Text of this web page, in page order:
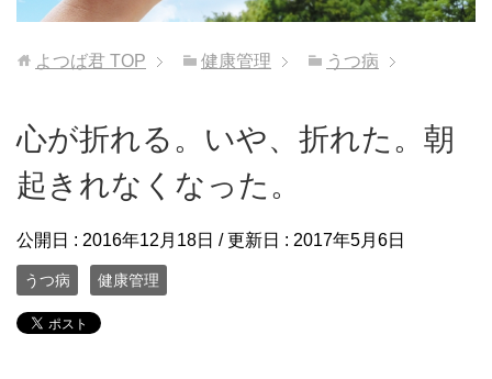
よつば君 TOP 健康管理 うつ病
心が折れる。いや、折れた。朝
起きれなくなった。
公開日 : 2016年12月18日 / 更新日 : 2017年5月6日
うつ病 健康管理